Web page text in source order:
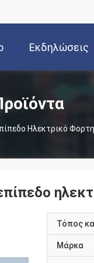
Εκδηλώσεις
Ηλεκτρικό
Τόπος
Μάρκα